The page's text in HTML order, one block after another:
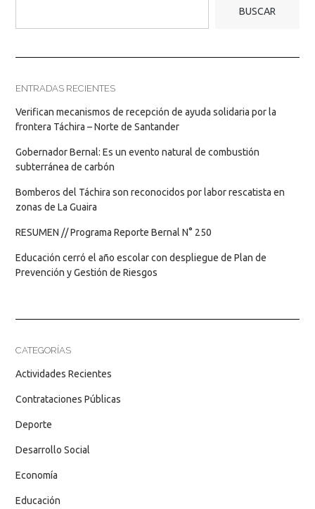
BUSCAR
ENTRADAS RECIENTES
Verifican mecanismos de recepción de ayuda solidaria por la
frontera Táchira – Norte de Santander
Gobernador Bernal: Es un evento natural de combustión
subterránea de carbón
Bomberos del Táchira son reconocidos por labor rescatista en
zonas de La Guaira
RESUMEN // Programa Reporte Bernal N° 250
Educación cerró el año escolar con despliegue de Plan de
Prevención y Gestión de Riesgos
CATEGORÍAS
Actividades Recientes
Contrataciones Públicas
Deporte
Desarrollo Social
Economía
Educación